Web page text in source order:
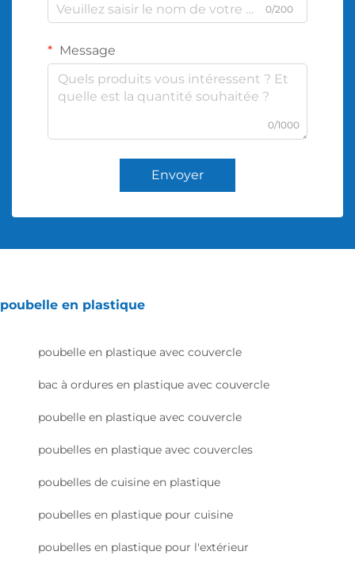
0/200
Message
0/1000
Envoyer
poubelle en plastique
poubelle en plastique avec couvercle
bac à ordures en plastique avec couvercle
poubelle en plastique avec couvercle
poubelles en plastique avec couvercles
poubelles de cuisine en plastique
poubelles en plastique pour cuisine
poubelles en plastique pour l'extérieur